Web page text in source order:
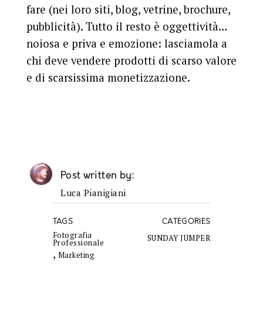
fare (nei loro siti, blog, vetrine, brochure,
pubblicità). Tutto il resto è oggettività…
noiosa e priva e emozione: lasciamola a
chi deve vendere prodotti di scarso valore
e di scarsissima monetizzazione.
Post written by
Luca Pianigiani
TAGS
Fotografia
Professionale
, Marketing
CATEGORIES
SUNDAY JUMPER